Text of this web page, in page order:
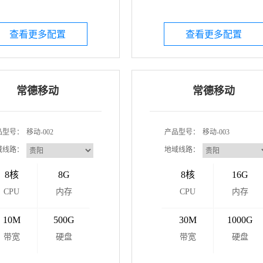
查看更多配置 查看更多配置
常德移动
号： 移动-002
路：
8核
CPU
8G
内存
10M
带宽
500G
硬盘
常德移动
产品型号： 移动-003
地域线路：
8核
CPU
16G
内存
30M
带宽
1000G
硬盘